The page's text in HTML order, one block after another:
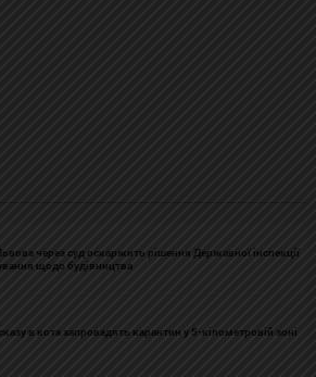
через суд оскаржить рішення Державної інспекції
щодо будівництва
в кота запровадять карантин у 5-кілометровій зоні